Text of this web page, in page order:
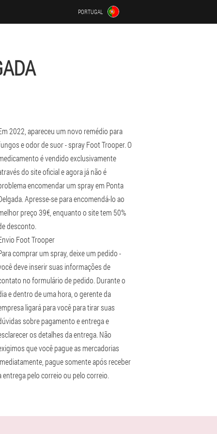
PORTUGAL
2022, apareceu um novo remédio para
e odor de suor - spray Foot Trooper. O
é vendido exclusivamente
do site oficial e agora já não é
encomendar um spray em Ponta
Apresse-se para encomendá-lo ao
preço 39€, enquanto o site tem 50%
desconto.
Foot Trooper
comprar um spray, deixe um pedido -
deve inserir suas informações de
no formulário de pedido. Durante o
e dentro de uma hora, o gerente da
ligará para você para tirar suas
sobre pagamento e entrega e
os detalhes da entrega. Não
que você pague as mercadorias
pague somente após receber
entrega pelo correio ou pelo correio.